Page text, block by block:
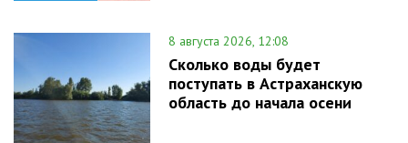
8 августа 2026, 12:08
Сколько воды будет
поступать в Астраханскую
область до начала осени